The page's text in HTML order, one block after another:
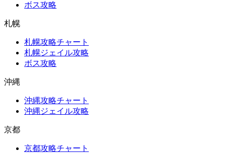
ボス攻略
札幌
札幌攻略チャート
札幌ジェイル攻略
ボス攻略
沖縄
沖縄攻略チャート
沖縄ジェイル攻略
京都
京都攻略チャート